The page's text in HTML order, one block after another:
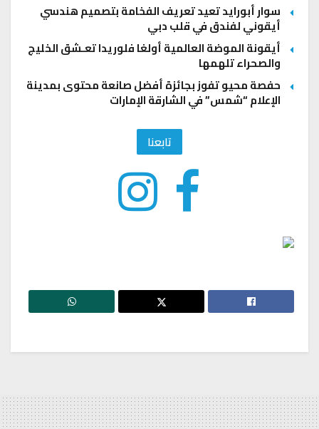
سوار أبورايد تعيد تعريف الفخامة بتصميم هندسي
أيقوني لفندق في قلب دبي
أيقونة الموضة العالمية أولغا فلوريدا تعـشق الخليج
والصحراء تلهمها
حفصة محيو تفوز بجائزة أفضل صانعة محتوى بمدينة
الإعلام “شمس” في الشارقة الإمارات
تابعنا